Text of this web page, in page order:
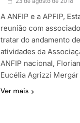
A ANFIP e a APFIP,
reunião com
tratar do andamento
atividades da
ANFIP nacional,
Eucélia Agrizzi
Ver mais